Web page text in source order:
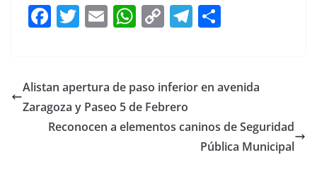
F
e
b
o
T
er
E
l
W
s
A
p
C
y
Li
n
T
gr
m
e
Alistan apertura de paso inferior en avenida
Zaragoza y Paseo 5 de Febrero
Reconocen a elementos caninos de Seguridad
Pública Municipal